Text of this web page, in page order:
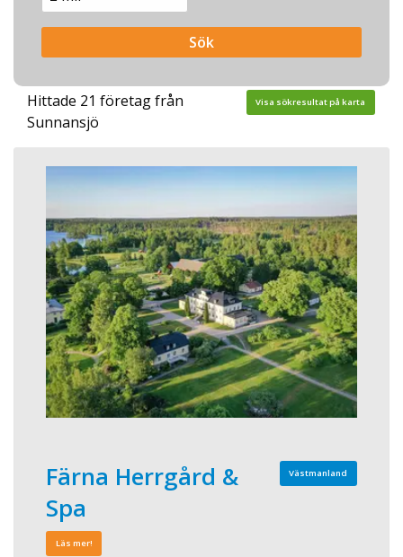
Hittade 21 företag från
Sunnansjö
Visa sökresultat på karta
Västmanland
Färna Herrgård &
Spa
Läs mer!